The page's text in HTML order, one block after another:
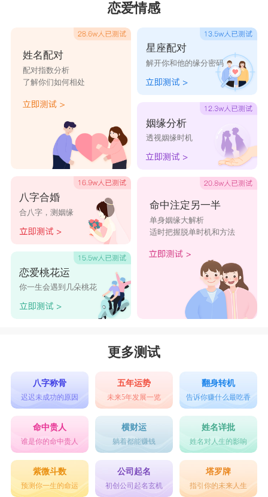
画：8古文：?、?《唐韵》《集韵》《类篇》牛据
切。《韵会》《正韵》鱼据切，竝音御。《说
文》：使马也。徐锴曰：卸解车马也。从彳从卸，
皆御者之职。《诗·小雅》：徒御不惊。又《正
韵》：统也。贾谊《过秦论》：振长策而御宇内。
又《韵会》：凡天子所止曰御。前曰御前，书曰御
书，服曰御服，皆取统御四海之内。蔡邕《独
断》：御者，进也。凡衣服加于身，饮食适于口，
妃妾接于寝皆曰御。《释名》：御，语也。尊者将
有所欲，先语之也。亦言职卑，尊者有所勤御，如
御牛马然也。《礼·王制》：千里之内以为御。
注：御谓衣食。疏：御是进御所须，故为衣食。又
《广韵》：侍也，进也。《诗·小雅》：饮御诸
友。传：御，进也。笺：御，侍也。吉甫远从镐地
来，飮之酒，使诸友侍之。又主也。《礼·曲
礼》：问大夫之子，长曰能御矣，幼曰未能御也。
御诠 御丞 御皓
御承 御辰 御沧 御也
御璋 御前 御荐 御旨 御潜
御诠 御枝 御典
恋爱情感
姓名配对
配对指数分析
了解你们如何相处
八字合婚
合八字，测姻缘
恋爱桃花运
你一生会遇到几朵桃花
星座配对
解开你和他的缘分密码
姻缘分析
透视姻缘时机
命中注定另一半
单身姻缘大解析
适时把握脱单时机和方法
更多测试
八字称骨
迟迟未成功的原因
五年运势
未来5年发展一览
翻身转机
告诉你赚什么最吃香
命中贵人
谁是你的命中贵人
横财运
躺着都能赚钱
姓名详批
姓名对人生的影响
紫微斗数
预测你一生的命运
公司起名
初创公司起名玄机
塔罗牌
指引你的未来人生